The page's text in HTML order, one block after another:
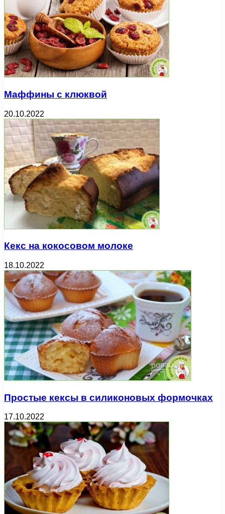
Маффины с клюквой
20.10.2022
Кекс на кокосовом молоке
18.10.2022
Простые кексы в силиконовых формочках
17.10.2022